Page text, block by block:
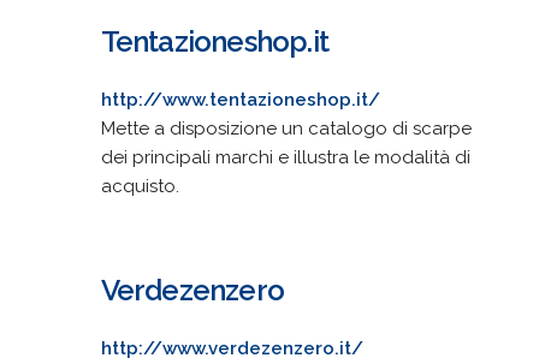
Tentazioneshop.it
http://www.tentazioneshop.it/
Mette a disposizione un catalogo di scarpe
dei principali marchi e illustra le modalità di
acquisto.
Verdezenzero
http://www.verdezenzero.it/